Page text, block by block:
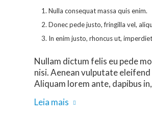
Nulla consequat massa quis enim.
Donec pede justo, fringilla vel,
In enim justo, rhoncus ut,
Nullam dictum felis eu pede
nisi. Aenean vulputate
Aliquam lorem ante, dapibus
Leia mais